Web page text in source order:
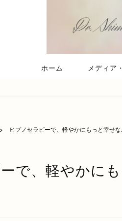
ホーム メディア
ヒプノセラピーで、軽やかにもっと幸せな
で、軽やかに